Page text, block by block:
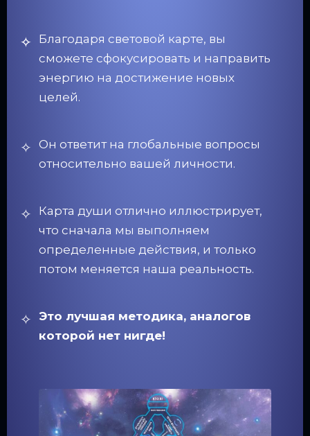
Благодаря световой карте, вы
сможете сфокусировать и направить
энергию на достижение новых
целей.
Он ответит на глобальные вопросы
относительно вашей личности.
Карта души отлично иллюстрирует,
что сначала мы выполняем
определенные действия, и только
потом меняется наша реальность.
Это лучшая методика, аналогов
которой нет нигде!